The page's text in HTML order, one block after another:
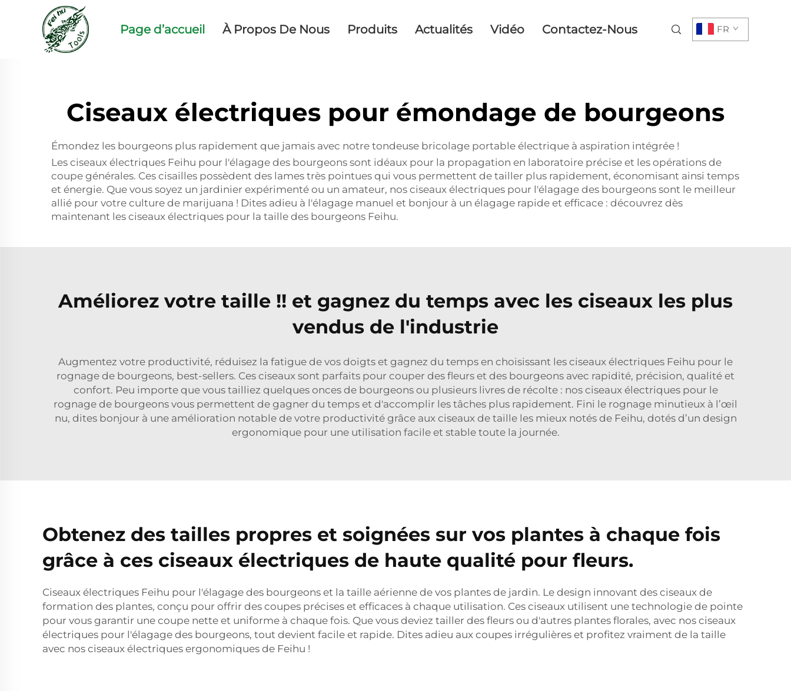
Page d’accueil À Propos De Nous Produits Actualités Vidéo Contactez-Nous FR
Ciseaux électriques pour émondage de bourgeons
Émondez les bourgeons plus rapidement que jamais avec notre tondeuse bricolage portable électrique à aspiration intégrée !
Les ciseaux électriques Feihu pour l'élagage des bourgeons sont idéaux pour la propagation en laboratoire précise et les opérations de
coupe générales. Ces cisailles possèdent des lames très pointues qui vous permettent de tailler plus rapidement, économisant ainsi temps
et énergie. Que vous soyez un jardinier expérimenté ou un amateur, nos ciseaux électriques pour l'élagage des bourgeons sont le meilleur
allié pour votre culture de marijuana ! Dites adieu à l'élagage manuel et bonjour à un élagage rapide et efficace : découvrez dès
maintenant les ciseaux électriques pour la taille des bourgeons Feihu.
Améliorez votre taille !! et gagnez du temps avec les ciseaux les plus
vendus de l'industrie
Augmentez votre productivité, réduisez la fatigue de vos doigts et gagnez du temps en choisissant les ciseaux électriques Feihu pour le
rognage de bourgeons, best-sellers. Ces ciseaux sont parfaits pour couper des fleurs et des bourgeons avec rapidité, précision, qualité et
confort. Peu importe que vous tailliez quelques onces de bourgeons ou plusieurs livres de récolte : nos ciseaux électriques pour le
rognage de bourgeons vous permettent de gagner du temps et d'accomplir les tâches plus rapidement. Fini le rognage minutieux à l’œil
nu, dites bonjour à une amélioration notable de votre productivité grâce aux ciseaux de taille les mieux notés de Feihu, dotés d’un design
ergonomique pour une utilisation facile et stable toute la journée.
Obtenez des tailles propres et soignées sur vos plantes à chaque fois
grâce à ces ciseaux électriques de haute qualité pour fleurs.
Ciseaux électriques Feihu pour l'élagage des bourgeons et la taille aérienne de vos plantes de jardin. Le design innovant des ciseaux de
formation des plantes, conçu pour offrir des coupes précises et efficaces à chaque utilisation. Ces ciseaux utilisent une technologie de pointe
pour vous garantir une coupe nette et uniforme à chaque fois. Que vous deviez tailler des fleurs ou d'autres plantes florales, avec nos ciseaux
électriques pour l'élagage des bourgeons, tout devient facile et rapide. Dites adieu aux coupes irrégulières et profitez vraiment de la taille
avec nos ciseaux électriques ergonomiques de Feihu !